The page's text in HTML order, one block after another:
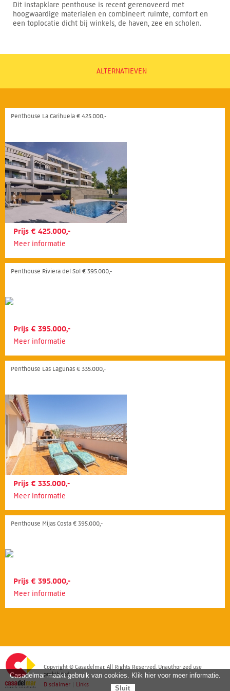
Dit instapklare penthouse is recent gerenoveerd met
hoogwaardige materialen en combineert ruimte, comfort en
een toplocatie dicht bij winkels, de haven, zee en scholen.
ALTERNATIEVEN
Penthouse La Carihuela € 425.000,-
Prijs € 425.000,-
Meer informatie
Penthouse Riviera del Sol € 395.000,-
Prijs € 395.000,-
Meer informatie
Penthouse Las Lagunas € 335.000,-
Prijs € 335.000,-
Meer informatie
Penthouse Mijas Costa € 395.000,-
Prijs € 395.000,-
Meer informatie
Copyright © Casadelmar. All Rights Reserved. Unauthorized use
prohibited.
Disclaimer
Links
Casadelmar maakt gebruik van cookies. Klik hier voor meer informatie.
Sluit